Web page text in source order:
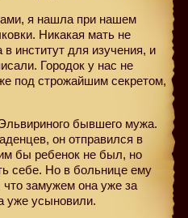
я нашла при нашем
Никакая мать не
в институт для изучения, и
Городок у нас не
под строжайшим секретом,
бывшего мужа.
он отправился в
бы ребенок не был, но
себе. Но в больнице ему
что замужем она уже за
уже усыновили.